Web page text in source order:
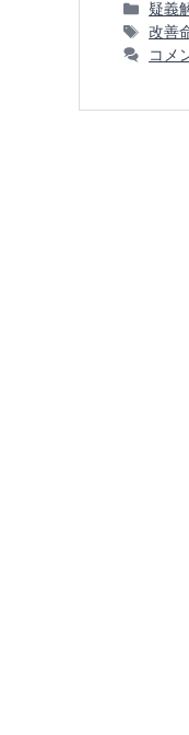
カ
テ
ゴ
疑義
タ
グ
改善
コメ